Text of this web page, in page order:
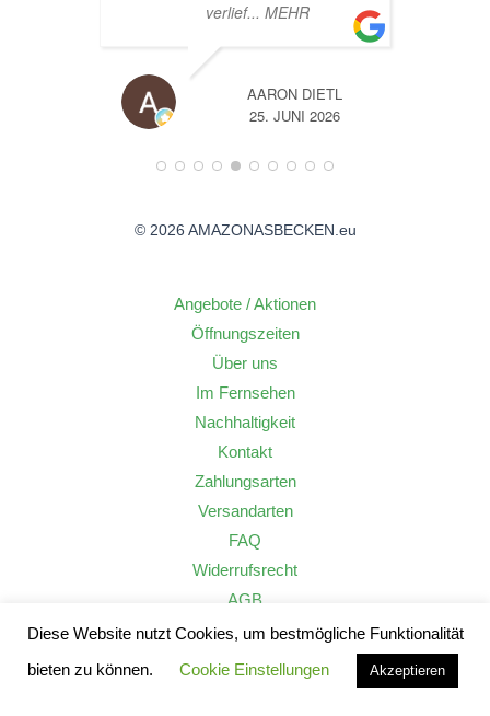
verlief... MEHR
AARON DIETL
25. JUNI 2026
© 2026 AMAZONASBECKEN.eu
Angebote / Aktionen
Öffnungszeiten
Über uns
Im Fernsehen
Nachhaltigkeit
Kontakt
Zahlungsarten
Versandarten
FAQ
Widerrufsrecht
AGB
Datenschutzerklärung
Diese Website nutzt Cookies, um bestmögliche Funktionalität
bieten zu können.
Cookie Einstellungen Akzeptieren